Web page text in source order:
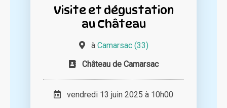
Visite et dégustation
au Château
à Camarsac (33)
Château de Camarsac
vendredi 13 juin 2025 à 10h00